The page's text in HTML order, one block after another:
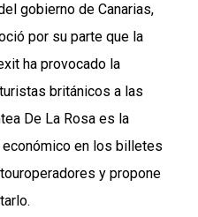
gobierno de Canarias,
por su parte que la
ha provocado la
británicos a las
De La Rosa es la
en los billetes
y propone